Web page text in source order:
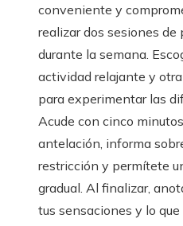
conveniente y
realizar dos sesiones de
durante la semana.
actividad relajante y
para experimentar las
Acude con cinco
antelación, informa
restricción y permítete
gradual. Al finalizar,
tus sensaciones y lo que